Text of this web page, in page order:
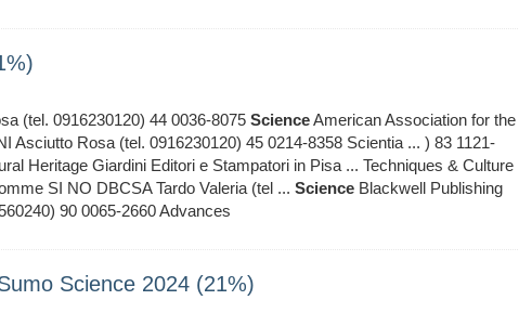
(tel. 0916230120) 44 0036-8075 ScienceAmerican Association for the
Asciutto Rosa (tel. 0916230120) 45 0214-8358 Scientia ... ) 83 1121-
Heritage Giardini Editori e Stampatori in Pisa ... Techniques & Culture
SI NO DBCSA Tardo Valeria (tel ... Science Blackwell Publishing
90 0065-2660 Advances
Science 2024 (21%)